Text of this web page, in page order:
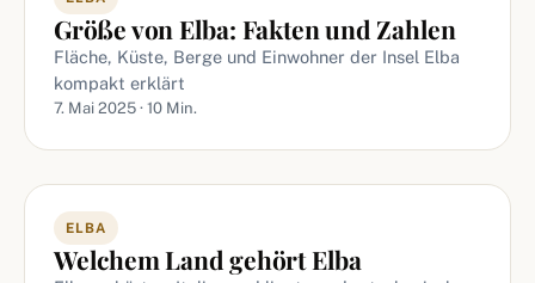
Größe von Elba: Fakten und Zahlen
Fläche, Küste, Berge und Einwohner der Insel Elba
kompakt erklärt
7. Mai 2025 · 10 Min.
ELBA
Welchem Land gehört Elba